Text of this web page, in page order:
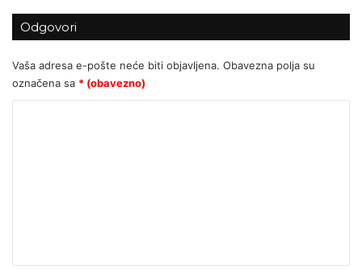
Odgovori
Vaša adresa e-pošte neće biti objavljena. Obavezna polja su
označena sa * (obavezno)